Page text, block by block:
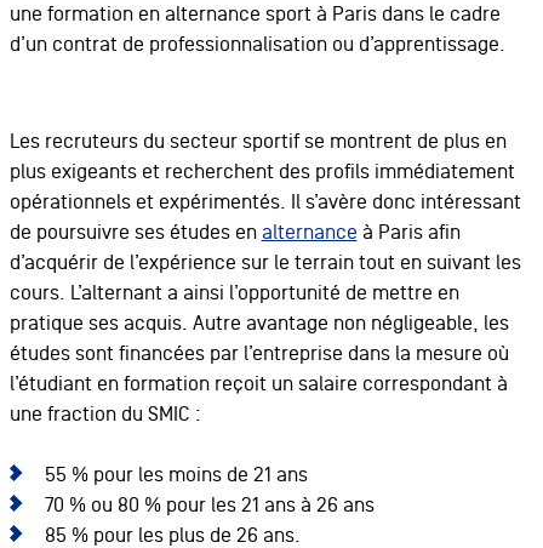
une formation en alternance sport à Paris dans le cadre
d’un contrat de professionnalisation ou d’apprentissage.
Les recruteurs du secteur sportif se montrent de plus en
plus exigeants et recherchent des profils immédiatement
opérationnels et expérimentés. Il s’avère donc intéressant
de poursuivre ses études en alternance à Paris afin
d’acquérir de l’expérience sur le terrain tout en suivant les
cours. L’alternant a ainsi l’opportunité de mettre en
pratique ses acquis. Autre avantage non négligeable, les
études sont financées par l’entreprise dans la mesure où
l’étudiant en formation reçoit un salaire correspondant à
une fraction du SMIC :
55 % pour les moins de 21 ans
70 % ou 80 % pour les 21 ans à 26 ans
85 % pour les plus de 26 ans.